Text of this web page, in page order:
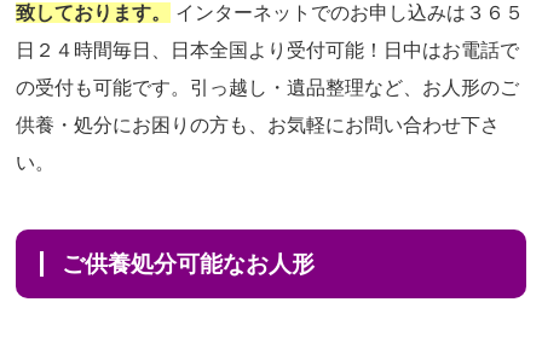
致しております。
インターネットでのお申し込みは３６５
日２４時間毎日、日本全国より受付可能！日中はお電話で
の受付も可能です。引っ越し・遺品整理など、お人形のご
供養・処分にお困りの方も、お気軽にお問い合わせ下さ
い。
ご供養処分可能なお人形